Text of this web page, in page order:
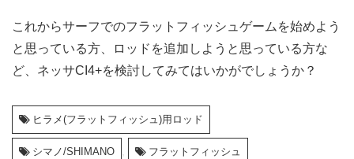
これからサーフでのフラットフィッシュゲームを始めよう
と思っている方、ロッドを追加しようと思っている方な
ど、ネッサCI4+を検討してみてはいかがでしょうか？
ヒラメ(フラットフィッシュ)用ロッド
シマノ/SHIMANO フラットフィッシュ